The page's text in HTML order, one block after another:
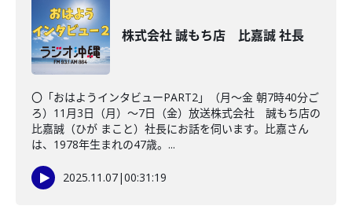
株式会社 誠もち店 比嘉誠 社長
〇「おはようインタビューPART2」（月～金 朝7時40分ご
ろ）​11月3日（月）～7日（金）放送株式会社 誠もち店の
比嘉誠（ひが まこと）社長にお話を伺います。比嘉さん
は、1978年生まれの47歳。...
2025.11.07|00:31:19